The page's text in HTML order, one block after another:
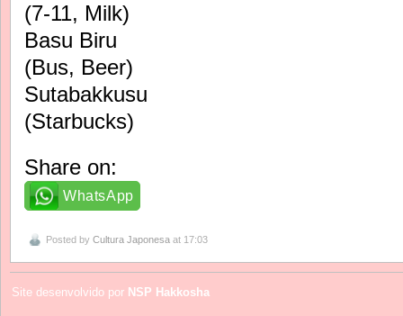
(7-11, Milk)
Basu Biru
(Bus, Beer)
Sutabakkusu
(Starbucks)
Share on:
WhatsApp
Posted by Cultura Japonesa at 17:03
Site desenvolvido por NSP Hakkosha